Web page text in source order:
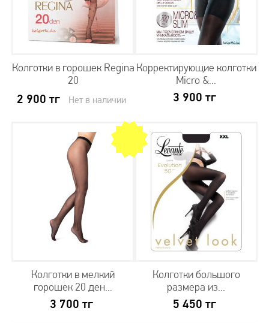
Колготки в горошек Regina
20
2 900 тг Нет в наличии
Корректирующие колготки
Micro &...
3 900 тг
Колготки в мелкий
горошек 20 ден...
3 700 тг
Колготки большого
размера из...
5 450 тг